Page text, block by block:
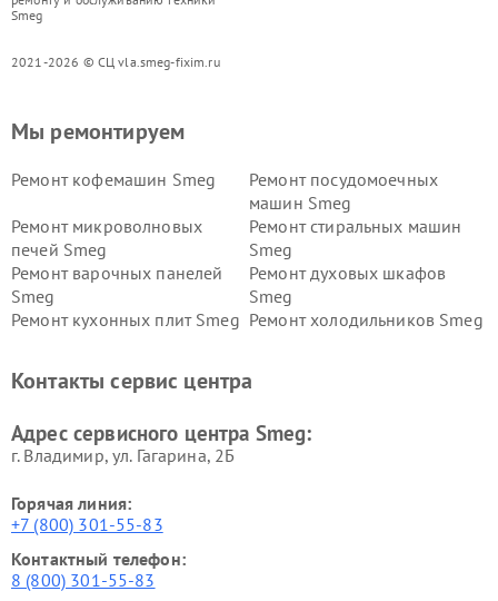
Smeg
2021-2026 © СЦ vla.smeg-fixim.ru
Мы ремонтируем
Ремонт кофемашин Smeg
Ремонт посудомоечных
машин Smeg
Ремонт микроволновых
печей Smeg
Ремонт стиральных машин
Smeg
Ремонт варочных панелей
Smeg
Ремонт духовых шкафов
Smeg
Ремонт кухонных плит Smeg Ремонт холодильников Smeg
Контакты сервис центра
Адрес сервисного центра Smeg:
г. Владимир, ул. Гагарина, 2Б
Горячая линия:
+7 (800) 301-55-83
Контактный телефон:
8 (800) 301-55-83